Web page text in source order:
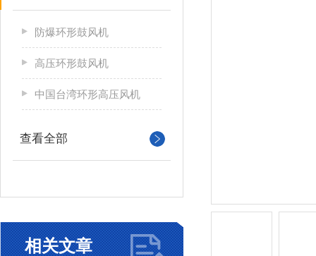
防爆环形鼓风机
高压环形鼓风机
中国台湾环形高压风机
查看全部
相关文章